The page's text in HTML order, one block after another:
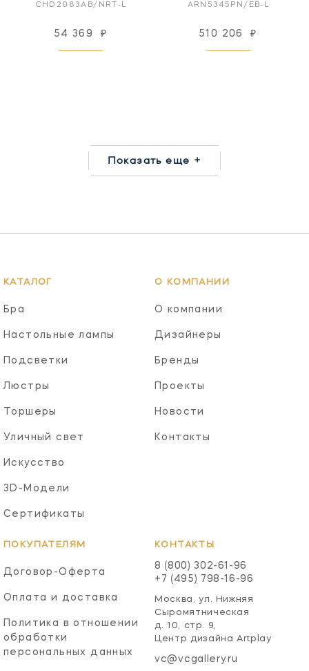
CHD2083AB/NRT-L
54 369 ₽
ARN5345PN/EB-L
510 206 ₽
Показать еще +
КАТАЛОГ
Бра
Настольные лампы
Подсветки
Люстры
Торшеры
Уличный свет
Искусство
3D-Модели
Сертификаты
О КОМПАНИИ
О компании
Дизайнеры
Бренды
Проекты
Новости
Контакты
ПОКУПАТЕЛЯМ
Договор-Оферта
Оплата и доставка
Политика в отношении
обработки
персональных данных
КОНТАКТЫ
8 (800) 302-61-96
+7 (495) 798-16-96
Москва, ул. Нижняя
Сыромятническая
д. 10, стр. 9,
Центр дизайна Artplay
vc@vcgallery.ru